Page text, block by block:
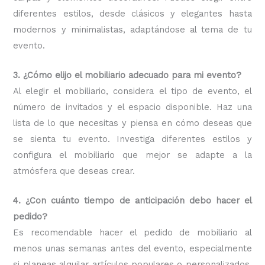
diferentes estilos, desde clásicos y elegantes hasta
modernos y minimalistas, adaptándose al tema de tu
evento.
3. ¿Cómo elijo el mobiliario adecuado para mi evento?
Al elegir el mobiliario, considera el tipo de evento, el
número de invitados y el espacio disponible. Haz una
lista de lo que necesitas y piensa en cómo deseas que
se sienta tu evento. Investiga diferentes estilos y
configura el mobiliario que mejor se adapte a la
atmósfera que deseas crear.
4. ¿Con cuánto tiempo de anticipación debo hacer el
pedido?
Es recomendable hacer el pedido de mobiliario al
menos unas semanas antes del evento, especialmente